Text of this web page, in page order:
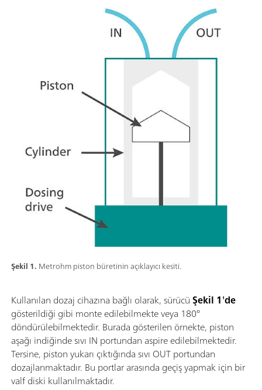
Şekil 1. Metrohm piston büretinin açıklayıcı kesiti.
Kullanılan dozaj cihazına bağlı olarak, sürücüŞekil 1'de
gösterildiği gibi monte edilebilmekte veya 180°
döndürülebilmektedir. Burada gösterilen örnekte, piston
aşağı indiğinde sıvı IN portundan aspire edilebilmektedir.
Tersine, piston yukarı çıktığında sıvı OUT portundan
dozajlanmaktadır. Bu portlar arasında geçiş yapmak için bir
valf diski kullanılmaktadır.